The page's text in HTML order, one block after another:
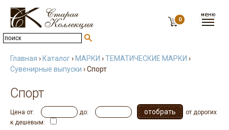
0
Главная › Каталог› МАРКИ ›ТЕМАТИЧЕСКИЕ МАРКИ ›
Сувенирные выпуски › Спорт
Спорт
Цена от: до:
от дорогих
к дешевым: